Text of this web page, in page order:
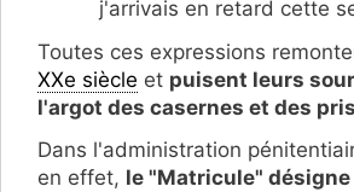
j'arrivais en retard cette
Toutes ces expressions
XXe siècle et puisent leurs
l'argot des casernes et des
Dans l'administration
en effet, le "Matricule" désigne